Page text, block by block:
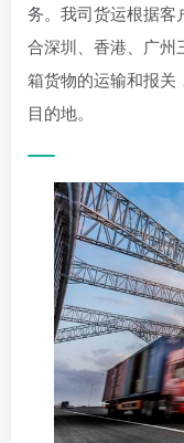
务。我司货运根据客
合深圳、香港、广州
箱货物的运输和报关
目的地。